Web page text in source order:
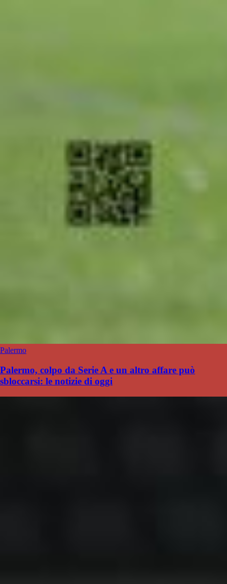
Palermo
Palermo, colpo da Serie A e un altro affare può
sbloccarsi: le notizie di oggi